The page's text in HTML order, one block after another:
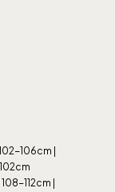
106cm |
112cm |